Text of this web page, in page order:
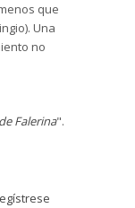
que
Una
no
Falerina".